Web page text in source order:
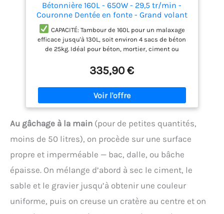
Bétonnière 160L - 650W - 29,5 tr/min -
Couronne Dentée en fonte - Grand volant
blocage au pied - Pour béton, mortier,
ciment
CAPACITÉ: Tambour de 160L pour un malaxage
efficace jusqu'à 130L, soit environ 4 sacs de béton
de 25kg. Idéal pour béton, mortier, ciment ou
avec vitesse constante de 29,5 tr/min. Assure un
PRATICITÉ: Grande ouverture de 38cm pour faciliter
remplissage et vidage. Orientation du tambour avec
14 positions de blocage. Grand volant 54,5cm avec
blocage au pied et roues larges pour un transport
facile.
ROBUSTESSE: Couronne dentée en fonte
pour une longévité optimale.
MARQUE
sélectionné et testé par nos équipes en Haute-Loire.
Pièces de rechange en stock permanent.
335,90 €
Au gâchage à la main (pour de petites quantités,
moins de 50 litres), on procède sur une surface
propre et imperméable — bac, dalle, ou bâche
épaisse. On mélange d’abord à sec le ciment, le
sable et le gravier jusqu’à obtenir une couleur
uniforme, puis on creuse un cratère au centre et on